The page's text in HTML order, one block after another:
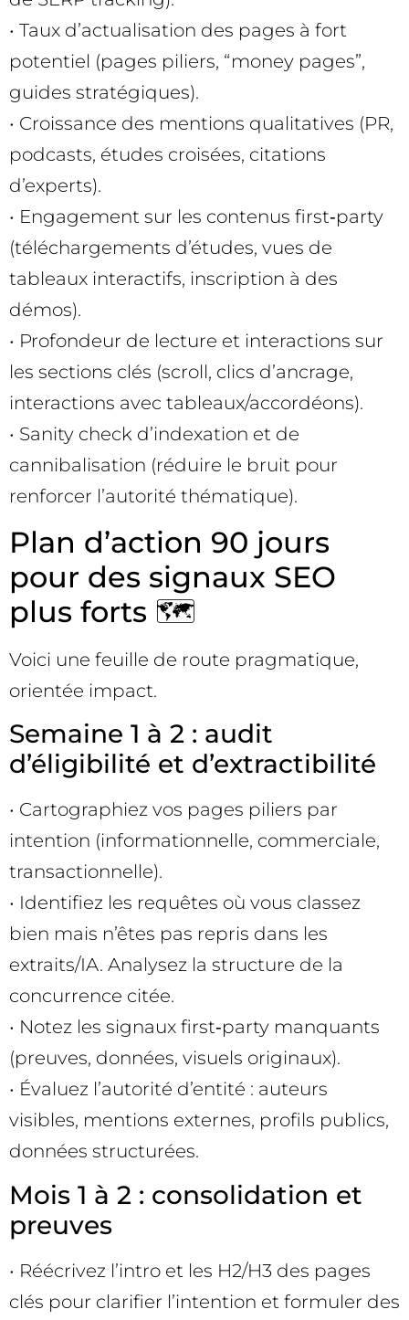
• Taux d’actualisation des pages à fort
potentiel (pages piliers, “money pages”,
guides stratégiques).
• Croissance des mentions qualitatives (PR,
podcasts, études croisées, citations
d’experts).
• Engagement sur les contenus first‑party
(téléchargements d’études, vues de
tableaux interactifs, inscription à des
démos).
• Profondeur de lecture et interactions sur
les sections clés (scroll, clics d’ancrage,
interactions avec tableaux/accordéons).
• Sanity check d’indexation et de
cannibalisation (réduire le bruit pour
renforcer l’autorité thématique).
Plan d’action 90 jours
pour des signaux SEO
plus forts 🗺️
Voici une feuille de route pragmatique,
orientée impact.
Semaine 1 à 2 : audit
d’éligibilité et d’extractibilité
• Cartographiez vos pages piliers par
intention (informationnelle, commerciale,
transactionnelle).
• Identifiez les requêtes où vous classez
bien mais n’êtes pas repris dans les
extraits/IA. Analysez la structure de la
concurrence citée.
• Notez les signaux first‑party manquants
(preuves, données, visuels originaux).
• Évaluez l’autorité d’entité : auteurs
visibles, mentions externes, profils publics,
données structurées.
Mois 1 à 2 : consolidation et
preuves
• Réécrivez l’intro et les H2/H3 des pages
clés pour clarifier l’intention et formuler des